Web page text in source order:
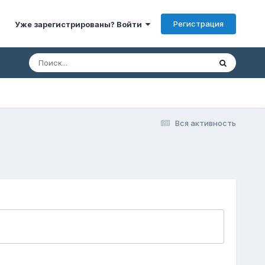
Уже зарегистрированы? Войти Регистрация
Вся активность